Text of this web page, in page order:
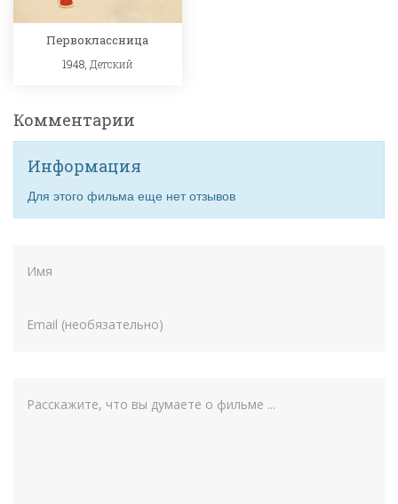
Первоклассница
1948, Детский
Комментарии
Информация
Для этого фильма еще нет отзывов